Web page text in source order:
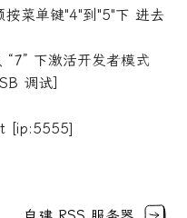
按菜单键"4"到"5"下 进去
下激活开发者模式
调试］
[ip:5555]